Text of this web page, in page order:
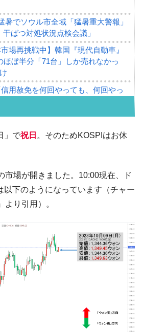
暑でソウル市全域「猛暑重大警報」
ばつ対処状況点検会議」
市場再挑戦中】韓国『現代自動車』
ほぼ半分「71台」しか売れなかっ
用赦免を何回やっても、何回やっ
専用砲弾･装薬自動供給装甲車両･珍
り出す。
在明「青年層の雇用状況が悪い。せ
う」⇒ どんな雇用対策だソレ。
億ドル」
ここは北朝鮮なのか。選管がサーバ
力したのは明白だ」
在明さっそく不動産対策で浅薄な発
「中国と同じく」投資に不適格な国
行』が「金の保有量を増やしま
」で祝日 。そのためKOSPIはお休
市場が開きました。10:00現在、ド
以下のようになっています（チャー
より引用）。